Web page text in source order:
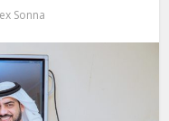
Sonna